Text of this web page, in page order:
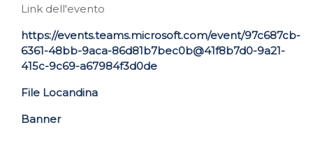
Link dell'evento
https://events.teams.microsoft.com/event/97c687cb-
6361-48bb-9aca-86d81b7bec0b@41f8b7d0-9a21-
415c-9c69-a67984f3d0de
File Locandina
Banner